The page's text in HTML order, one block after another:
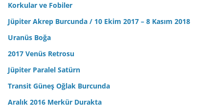
Korkular ve Fobiler
Jüpiter Akrep Burcunda / 10 Ekim 2017 – 8 Kasım 2018
Uranüs Boğa
2017 Venüs Retrosu
Jüpiter Paralel Satürn
Transit Güneş Oğlak Burcunda
Aralık 2016 Merkür Durakta